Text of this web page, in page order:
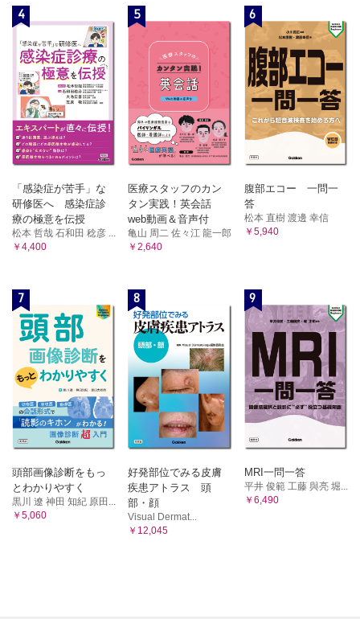
4
「感染症が苦手」な
研修医へ 感染症診
療の極意を伝授
松本 哲哉 石和田 稔彦 ...
￥4,400
5
医療スタッフのカン
タン実践！英会話
web動画＆音声付
亀山 周二 佐々江 龍一郎
￥2,640
6
腹部エコー 一問一
答
松本 直樹 渡邊 幸信
￥5,940
7
頭部画像診断をもっ
とわかりやすく
黒川 遼 神田 知紀 原田...
￥5,060
8
好発部位でみる皮膚
疾患アトラス 頭
部・顔
Visual Dermat...
￥12,045
9
MRI一問一答
平井 俊範 工藤 與亮 堀...
￥6,490